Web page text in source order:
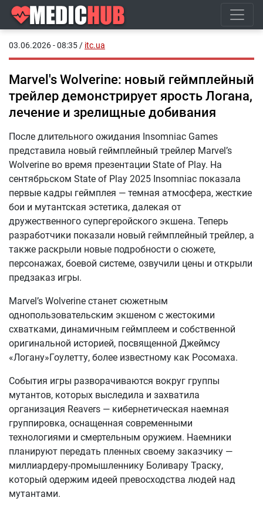
03.06.2026 - 08:35 / itc.ua
Marvel's Wolverine: новый геймплейный
трейлер демонстрирует ярость Логана,
лечение и зрелищные добивания
После длительного ожидания Insomniac Games
представила новый геймплейный трейлер Marvel’s
Wolverine во время презентации State of Play. На
сентябрьском State of Play 2025 Insomniac показала
первые кадры геймплея — темная атмосфера, жесткие
бои и мутантская эстетика, далекая от
дружественного супергеройского экшена. Теперь
разработчики показали новый геймплейный трейлер, а
также раскрыли новые подробности о сюжете,
персонажах, боевой системе, озвучили цены и открыли
предзаказ игры.
Marvel’s Wolverine станет сюжетным
однопользовательским экшеном с жестокими
схватками, динамичным геймплеем и собственной
оригинальной историей, посвященной Джеймсу
«Логану»Гоулетту, более известному как Росомаха.
События игры разворачиваются вокруг группы
мутантов, которых выследила и захватила
организация Reavers — кибернетическая наемная
группировка, оснащенная современными
технологиями и смертельным оружием. Наемники
планируют передать пленных своему заказчику —
миллиардеру-промышленнику Боливару Траску,
который одержим идеей превосходства людей над
мутантами.